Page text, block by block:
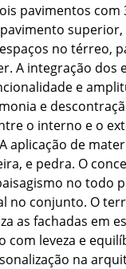
pavimentos com
no térreo,
A integração dos
e
e
o interno e o
aplicação de
e pedra. O
no todo
no conjunto. O
as fachadas em
com leveza e
na